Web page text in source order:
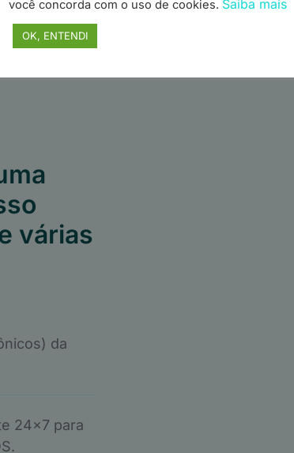
várias
da
24x7 para
você concorda com o uso de cookies. Saiba mais
OK, ENTENDI